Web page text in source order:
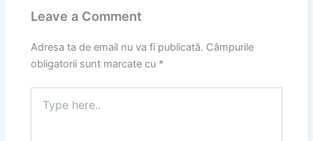
Leave a Comment
Adresa ta de email nu va fi publicată. Câmpurile
obligatorii sunt marcate cu *
here..